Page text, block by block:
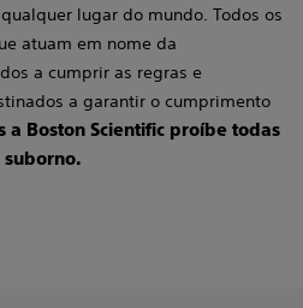
lugar do mundo. ​​Todos os
atuam em nome da
a cumprir as regras e
a garantir o cumprimento
a Boston Scientific proíbe todas